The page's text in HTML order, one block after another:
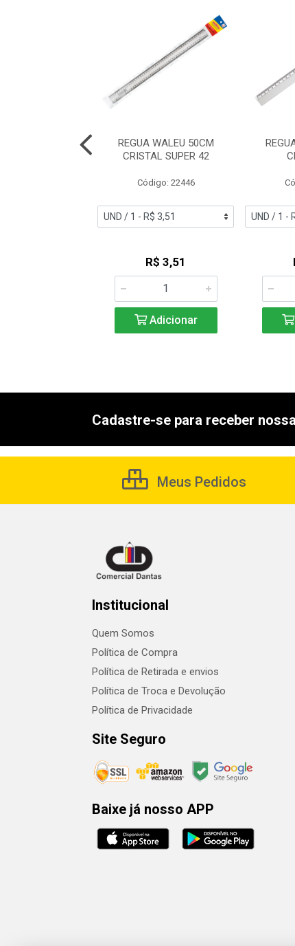
REGUA WALEU 50CM
CRISTAL SUPER 42
Código: 22446
R$ 3,51
Adicionar
Cadastre-se para receber
Meus Pedidos
Institucional
Quem Somos
Política de Compra
Política de Retirada e envios
Política de Troca e Devolução
Política de Privacidade
Site Seguro
Baixe já nosso APP